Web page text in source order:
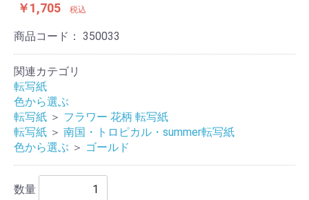
￥1,705 税込
商品コード： 350033
関連カテゴリ
転写紙
色から選ぶ
転写紙 ＞ フラワー 花柄 転写紙
転写紙 ＞ 南国・トロピカル・summer転写紙
色から選ぶ ＞ ゴールド
数量